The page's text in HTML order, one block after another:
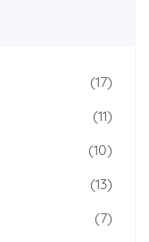
(17)
(11)
(10)
(13)
(7)